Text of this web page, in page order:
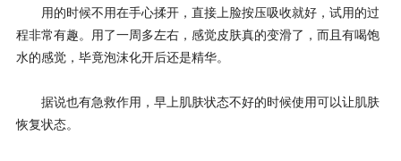
用的时候不用在手心揉开，直接上脸按压吸收就好，试用的过
程非常有趣。用了一周多左右，感觉皮肤真的变滑了，而且有喝饱
水的感觉，毕竟泡沫化开后还是精华。
据说也有急救作用，早上肌肤状态不好的时候使用可以让肌肤
恢复状态。